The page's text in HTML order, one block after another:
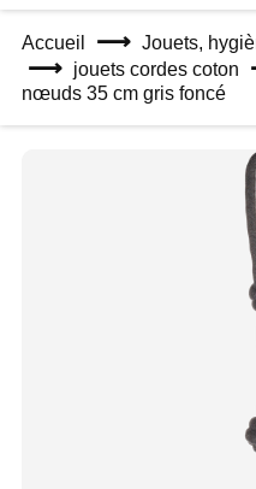
Accueil Jouets,
jouets cordes coton
nœuds 35 cm gris foncé